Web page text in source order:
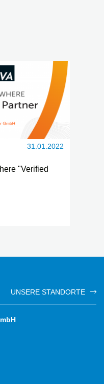
31.01.2022
"Verified
UNSERE STANDORTE